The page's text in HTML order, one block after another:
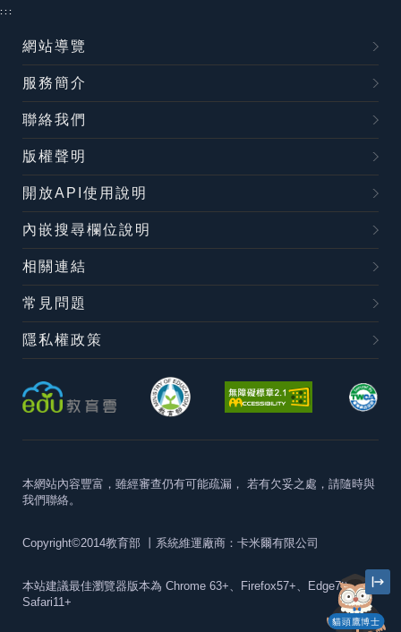
貓頭鷹博士
:::
網站導覽
服務簡介
聯絡我們
版權聲明
開放API使用說明
內嵌搜尋欄位說明
相關連結
常見問題
隱私權政策
本網站內容豐富，雖經審查仍有可能疏漏， 若有欠妥之處，請隨時與
我們聯絡。
Copyright©2014教育部 丨系統維運廠商：卡米爾有限公司
本站建議最佳瀏覽器版本為 Chrome 63+、Firefox57+、Edge79+及
Safari11+